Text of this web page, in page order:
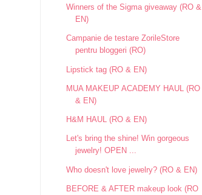
Winners of the Sigma giveaway (RO &
EN)
Campanie de testare ZorileStore
pentru bloggeri (RO)
Lipstick tag (RO & EN)
MUA MAKEUP ACADEMY HAUL (RO
& EN)
H&M HAUL (RO & EN)
Let's bring the shine! Win gorgeous
jewelry! OPEN ...
Who doesn't love jewelry? (RO & EN)
BEFORE & AFTER makeup look (RO